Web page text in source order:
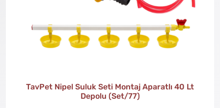
TavPet Nipel Suluk Seti Montaj Aparatlı 40 Lt
Depolu (Set/77)